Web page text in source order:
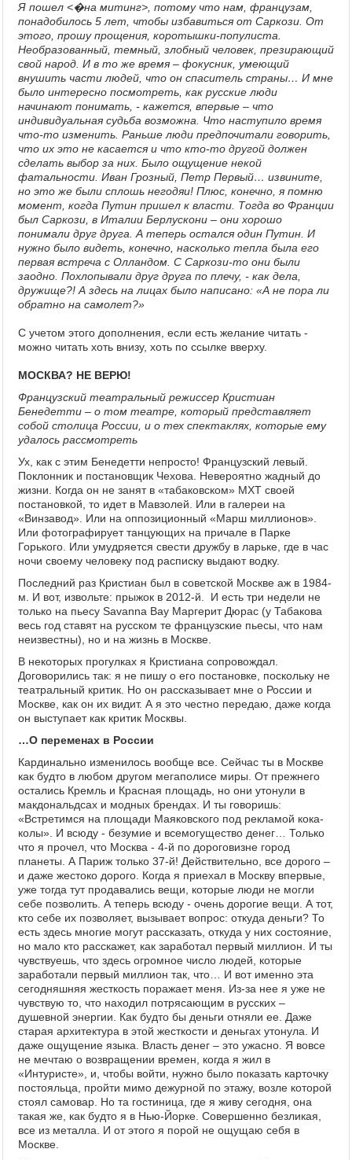
Я пошел <�на митинг>, потому что нам, французам,
понадобилось 5 лет, чтобы избавиться от Саркози. От
этого, прошу прощения, коротышки-популиста.
Необразованный, темный, злобный человек, презирающий
свой народ. И в то же время – фокусник, умеющий
внушить части людей, что он спаситель страны… И мне
было интересно посмотреть, как русские люди
начинают понимать, - кажется, впервые – что
индивидуальная судьба возможна. Что наступило время
что-то изменить. Раньше люди предпочитали говорить,
что их это не касается и что кто-то другой должен
сделать выбор за них. Было ощущение некой
фатальности. Иван Грозный, Петр Первый… извините,
но это же были сплошь негодяи! Плюс, конечно, я помню
момент, когда Путин пришел к власти. Тогда во Франции
был Саркози, в Италии Берлускони – они хорошо
понимали друг друга. А теперь остался один Путин. И
нужно было видеть, конечно, насколько тепла была его
первая встреча с Олландом. С Саркози-то они были
заодно. Похлопывали друг друга по плечу, - как дела,
дружище?! А здесь на лицах было написано: «А не пора ли
обратно на самолет?»
С учетом этого дополнения, если есть желание читать -
можно читать хоть внизу, хоть по ссылке вверху.
МОСКВА? НЕ ВЕРЮ!
Французский театральный режиссер Кристиан
Бенедетти – о том театре, который представляет
собой столица России, и о тех спектаклях, которые ему
удалось рассмотреть
Ух, как с этим Бенедетти непросто! Французский левый.
Поклонник и постановщик Чехова. Невероятно жадный до
жизни. Когда он не занят в «табаковском» МХТ своей
постановкой, то идет в Мавзолей. Или в галереи на
«Винзавод». Или на оппозиционный «Марш миллионов».
Или фотографирует танцующих на причале в Парке
Горького. Или умудряется свести дружбу в ларьке, где в час
ночи своему человеку под расписку выдают водку.
Последний раз Кристиан был в советской Москве аж в 1984-
м. И вот, извольте: прыжок в 2012-й. И есть три недели не
только на пьесу Savanna Bay Маргерит Дюрас (у Табакова
весь год ставят на русском те французские пьесы, что нам
неизвестны), но и на жизнь в Москве.
В некоторых прогулках я Кристиана сопровождал.
Договорились так: я не пишу о его постановке, поскольку не
театральный критик. Но он рассказывает мне о России и
Москве, как он их видит. А я это честно передаю, даже когда
он выступает как критик Москвы.
…О переменах в России
Кардинально изменилось вообще все. Сейчас ты в Москве
как будто в любом другом мегаполисе миры. От прежнего
остались Кремль и Красная площадь, но они утонули в
макдональдсах и модных брендах. И ты говоришь:
«Встретимся на площади Маяковского под рекламой кока-
колы». И всюду - безумие и всемогущество денег… Только
что я прочел, что Москва - 4-й по дороговизне город
планеты. А Париж только 37-й! Действительно, все дорого –
и даже жестоко дорого. Когда я приехал в Москву впервые,
уже тогда тут продавались вещи, которые люди не могли
себе позволить. А теперь всюду - очень дорогие вещи. А тот,
кто себе их позволяет, вызывает вопрос: откуда деньги? То
есть здесь многие могут рассказать, откуда у них состояние,
но мало кто расскажет, как заработал первый миллион. И ты
чувствуешь, что здесь огромное число людей, которые
заработали первый миллион так, что… И вот именно эта
сегодняшняя жесткость поражает меня. Из-за нее я уже не
чувствую то, что находил потрясающим в русских –
душевной энергии. Как будто бы деньги отняли ее. Даже
старая архитектура в этой жесткости и деньгах утонула. И
даже ощущение языка. Власть денег – это ужасно. Я вовсе
не мечтаю о возвращении времен, когда я жил в
«Интуристе», и, чтобы войти, нужно было показать карточку
постояльца, пройти мимо дежурной по этажу, возле которой
стоял самовар. Но та гостиница, где я живу сегодня, она
такая же, как будто я в Нью-Йорке. Совершенно безликая,
все из металла. И от этого я порой не ощущаю себя в
Москве.